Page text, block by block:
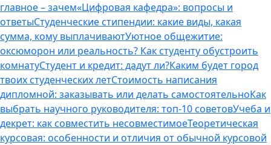
главное – зачем«Цифровая кафедра»: вопросы и
ответыСтуденческие стипендии: какие виды, какая
сумма, кому выплачиваютУютное общежитие:
оксюморон или реальность? Как студенту обустроить
комнатуСтудент и кредит: дадут ли?Каким будет город
твоих студенческих летСтоимость написания
дипломной: заказывать или делать самостоятельноКак
выбрать научного руководителя: топ-10 советовУчеба и
декрет: как совместить несовместимоеТеоретическая
курсовая: особенности и отличия от обычной курсовой